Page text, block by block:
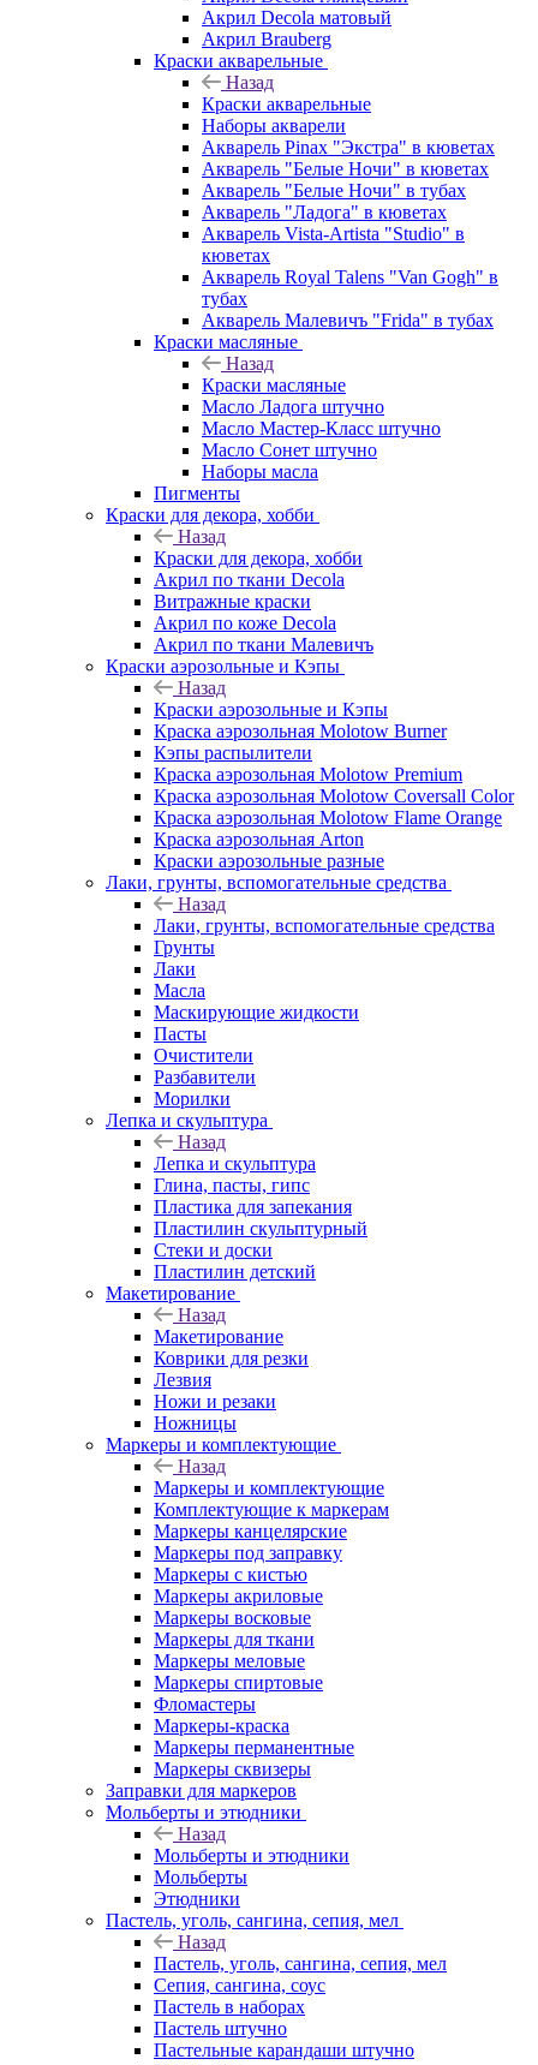
Акрил Decola матовый
Акрил Brauberg
Краски акварельные
Назад
Краски акварельные
Наборы акварели
Акварель Pinax "Экстра" в кюветах
Акварель "Белые Ночи" в кюветах
Акварель "Белые Ночи" в тубах
Акварель "Ладога" в кюветах
Акварель Vista-Artista "Studio" в
кюветах
Акварель Royal Talens "Van Gogh" в
тубах
Акварель Малевичъ "Frida" в тубах
Краски масляные
Назад
Краски масляные
Масло Ладога штучно
Масло Мастер-Класс штучно
Масло Сонет штучно
Наборы масла
Пигменты
Краски для декора, хобби
Назад
Краски для декора, хобби
Акрил по ткани Decola
Витражные краски
Акрил по коже Decola
Акрил по ткани Малевичъ
Краски аэрозольные и Кэпы
Назад
Краски аэрозольные и Кэпы
Краска аэрозольная Molotow Burner
Кэпы распылители
Краска аэрозольная Molotow Premium
Краска аэрозольная Molotow Coversall Color
Краска аэрозольная Molotow Flame Orange
Краска аэрозольная Arton
Краски аэрозольные разные
Лаки, грунты, вспомогательные средства
Назад
Лаки, грунты, вспомогательные средства
Грунты
Лаки
Масла
Маскирующие жидкости
Пасты
Очистители
Разбавители
Морилки
Лепка и скульптура
Назад
Лепка и скульптура
Глина, пасты, гипс
Пластика для запекания
Пластилин скульптурный
Стеки и доски
Пластилин детский
Макетирование
Назад
Макетирование
Коврики для резки
Лезвия
Ножи и резаки
Ножницы
Маркеры и комплектующие
Назад
Маркеры и комплектующие
Комплектующие к маркерам
Маркеры канцелярские
Маркеры под заправку
Маркеры с кистью
Маркеры акриловые
Маркеры восковые
Маркеры для ткани
Маркеры меловые
Маркеры спиртовые
Фломастеры
Маркеры-краска
Маркеры перманентные
Маркеры сквизеры
Заправки для маркеров
Мольберты и этюдники
Назад
Мольберты и этюдники
Мольберты
Этюдники
Пастель, уголь, сангина, сепия, мел
Назад
Пастель, уголь, сангина, сепия, мел
Сепия, сангина, соус
Пастель в наборах
Пастель штучно
Пастельные карандаши штучно